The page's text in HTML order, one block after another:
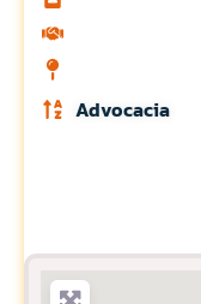
Advocacia